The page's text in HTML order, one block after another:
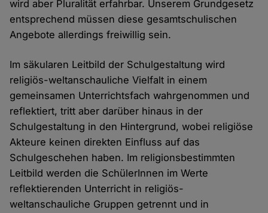
wird aber Pluralität erfahrbar. Unserem Grundgesetz
entsprechend müssen diese gesamtschulischen
Angebote allerdings freiwillig sein.
Im säkularen Leitbild der Schulgestaltung wird
religiös-weltanschauliche Vielfalt in einem
gemeinsamen Unterrichtsfach wahrgenommen und
reflektiert, tritt aber darüber hinaus in der
Schulgestaltung in den Hintergrund, wobei religiöse
Akteure keinen direkten Einfluss auf das
Schulgeschehen haben. Im religionsbestimmten
Leitbild werden die SchülerInnen im Werte
reflektierenden Unterricht in religiös-
weltanschauliche Gruppen getrennt und in